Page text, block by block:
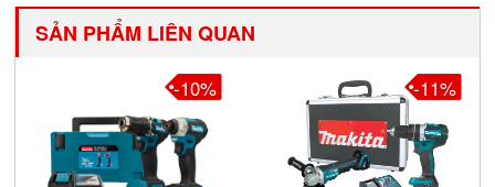
SẢN PHẨM LIÊN QUAN
-10% -11%